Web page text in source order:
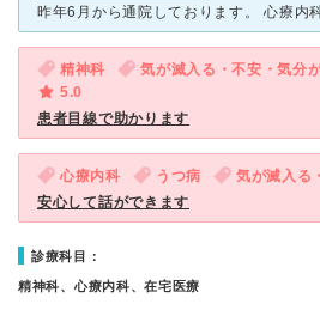
精神科
気が滅入る・不安・気分
5.0
患者目線で助かります
心療内科 うつ病 気が滅入る
安心して話ができます
診療科目：
精神科、心療内科、在宅医療